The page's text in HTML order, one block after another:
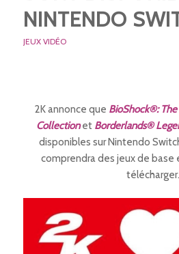
NINTENDO
JEUX VIDÉO
2K annonce que BioShock®:
Collectionet Borderlands®
disponibles sur Nintendo
comprendra des jeux de base
télécharger.